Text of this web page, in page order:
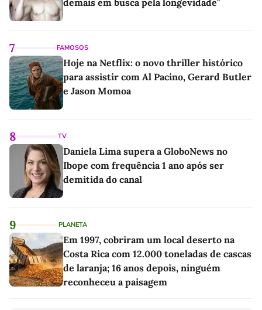
demais em busca pela longevidade"
7 FAMOSOS
Hoje na Netflix: o novo thriller histórico
para assistir com Al Pacino, Gerard Butler
e Jason Momoa
8 TV
Daniela Lima supera a GloboNews no
Ibope com frequência 1 ano após ser
demitida do canal
9 PLANETA
Em 1997, cobriram um local deserto na
Costa Rica com 12.000 toneladas de cascas
de laranja; 16 anos depois, ninguém
reconheceu a paisagem